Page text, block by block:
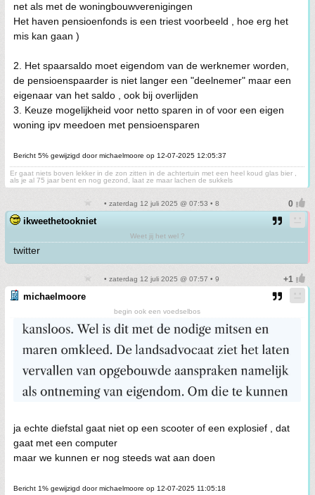
net als met de woningbouwverenigingen
Het haven pensioenfonds is een triest voorbeeld , hoe erg het
mis kan gaan )
2. Het spaarsaldo moet eigendom van de werknemer worden,
de pensioenspaarder is niet langer een "deelnemer" maar een
eigenaar van het saldo , ook bij overlijden
3. Keuze mogelijkheid voor netto sparen in of voor een eigen
woning ipv meedoen met pensioensparen
Bericht 5% gewijzigd door michaelmoore op 12-07-2025 12:05:37
Er gaat niets boven lekker in de zon zitten in de achtertuin met een heel koud glas bier ,
als je al 75 jaar bent en nog gezond, laat ze maar lachen de sukkels
• zaterdag 12 juli 2025 @ 07:53 • 8
ikweethetookniet
Weet jij het wel ?
twitter
• zaterdag 12 juli 2025 @ 07:57 • 9
michaelmoore
begin ook een voedselbos
ja echte diefstal gaat niet op een scooter of een explosief , dat
gaat met een computer
maar we kunnen er nog steeds wat aan doen
Bericht 1% gewijzigd door michaelmoore op 12-07-2025 11:05:18